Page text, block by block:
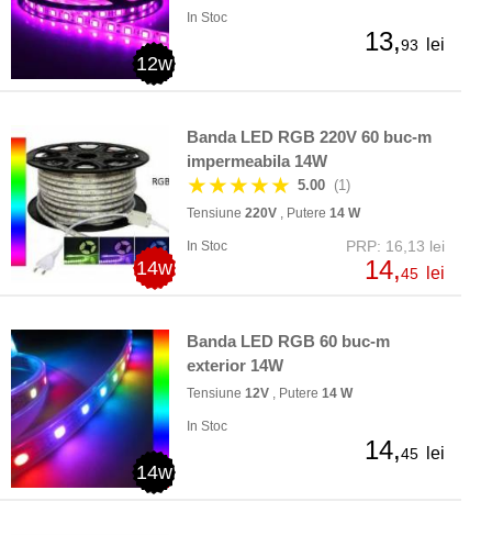
12w
In Stoc
13,93 lei
14w
Banda LED RGB 220V 60 buc-m
impermeabila 14W
★★★★★ 5.00 (1)
Tensiune 220V , Putere 14 W
In Stoc PRP: 16,13 lei
14,45 lei
14w
Banda LED RGB 60 buc-m
exterior 14W
Tensiune 12V , Putere 14 W
In Stoc
14,45 lei